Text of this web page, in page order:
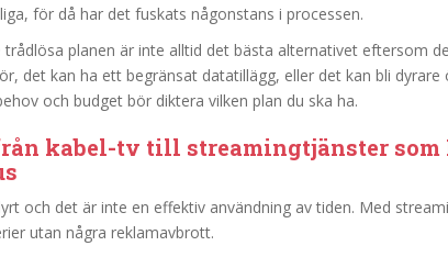
för då har det fuskats någonstans i processen.
trådlösa planen är inte alltid det bästa alternativet eftersom
det kan ha ett begränsat datatillägg, eller det kan bli dyrare
och budget bör diktera vilken plan du ska ha.
kabel-tv till streamingtjänster
och det är inte en effektiv användning av tiden. Med
utan några reklamavbrott.